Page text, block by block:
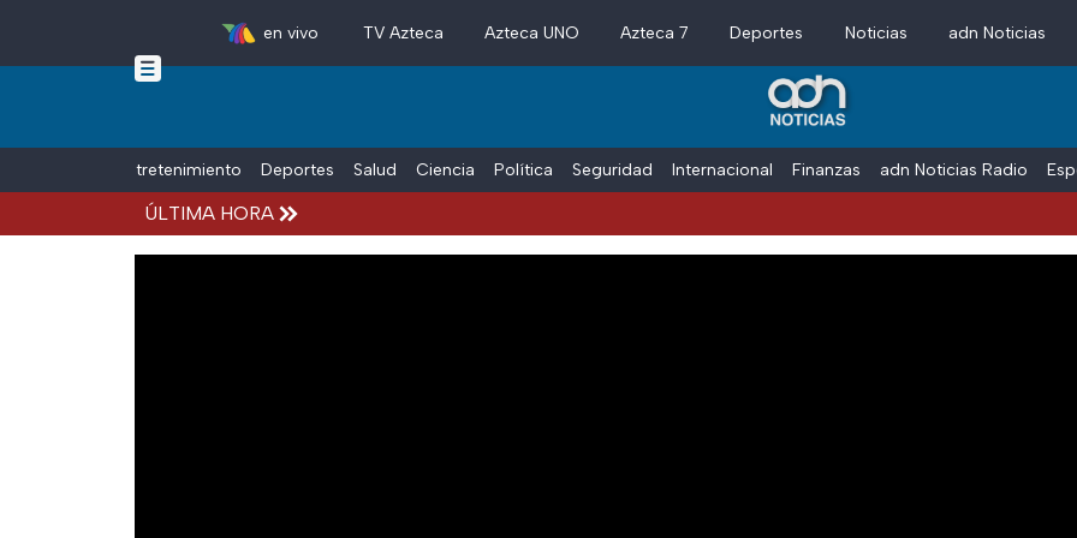
Skip to main content
en vivo TV Azteca Azteca UNO Azteca 7 Deportes Noticias adn Noticias
Entretenimiento Deportes Salud Ciencia Política Seguridad Internacional Finanzas adn Noticias Radio
ÚLTIMA HORA